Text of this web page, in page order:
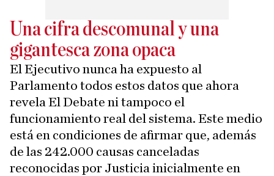
Una cifra descomunal y una
gigantesca zona opaca
El Ejecutivo nunca ha expuesto al
Parlamento todos estos datos que ahora
revela El Debate ni tampoco el
funcionamiento real del sistema. Este medio
está en condiciones de afirmar que, además
de las 242.000 causas canceladas
reconocidas por Justicia inicialmente en